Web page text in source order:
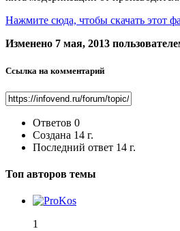
Нажмите сюда, чтобы скачать этот
Изменено 7 мая, 2013
Ссылка на комментарий
Ответов 0
Создана 14 г.
Последний ответ 14 г.
Топ авторов темы
1